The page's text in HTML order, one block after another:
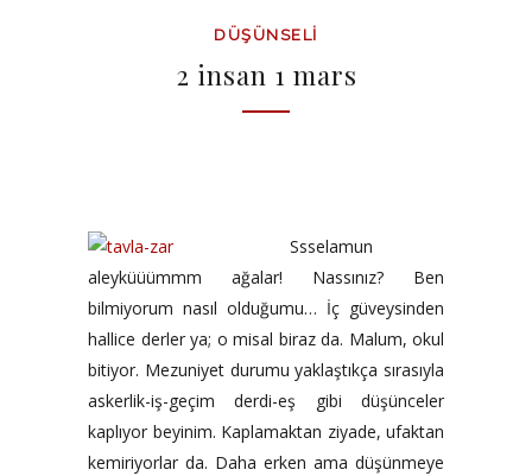
DÜŞÜNSELI
2 insan 1 mars
Ssselamun
aleyküüümmm ağalar! Nassınız? Ben
bilmiyorum nasıl olduğumu… İç güveysinden
hallice derler ya; o misal biraz da. Malum, okul
bitiyor. Mezuniyet durumu yaklaştıkça sırasıyla
askerlik-iş-geçim derdi-eş gibi düşünceler
kaplıyor beyinim. Kaplamaktan ziyade, ufaktan
kemiriyorlar da. Daha erken ama düşünmeye